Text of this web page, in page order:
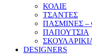
ΚΟΛΙΕ
ΤΣΑΝΤΕΣ
ΠΑΣΜΙΝΕΣ –
ΠΑΠΟΥΤΣΙΑ
DESIGNERS